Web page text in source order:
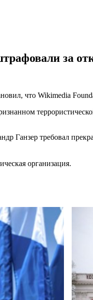
за
что Wikimedia
Ганзер требовал
организация.